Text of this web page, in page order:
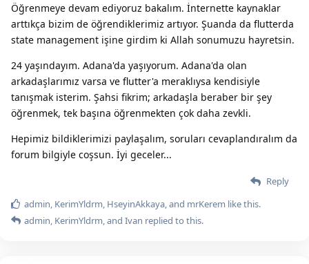
Öğrenmeye devam ediyoruz bakalım. İnternette kaynaklar
arttıkça bizim de öğrendiklerimiz artıyor. Şuanda da flutterda
state management işine girdim ki Allah sonumuzu hayretsin.
24 yaşındayım. Adana'da yaşıyorum. Adana'da olan
arkadaşlarımız varsa ve flutter'a meraklıysa kendisiyle
tanışmak isterim. Şahsi fikrim; arkadaşla beraber bir şey
öğrenmek, tek başına öğrenmekten çok daha zevkli.
Hepimiz bildiklerimizi paylaşalım, soruları cevaplandıralım da
forum bilgiyle coşsun. İyi geceler...
Reply
admin, KerimYldrm, HseyinAkkaya, and mrKerem like this.
admin, KerimYldrm, and Ivan replied to this.